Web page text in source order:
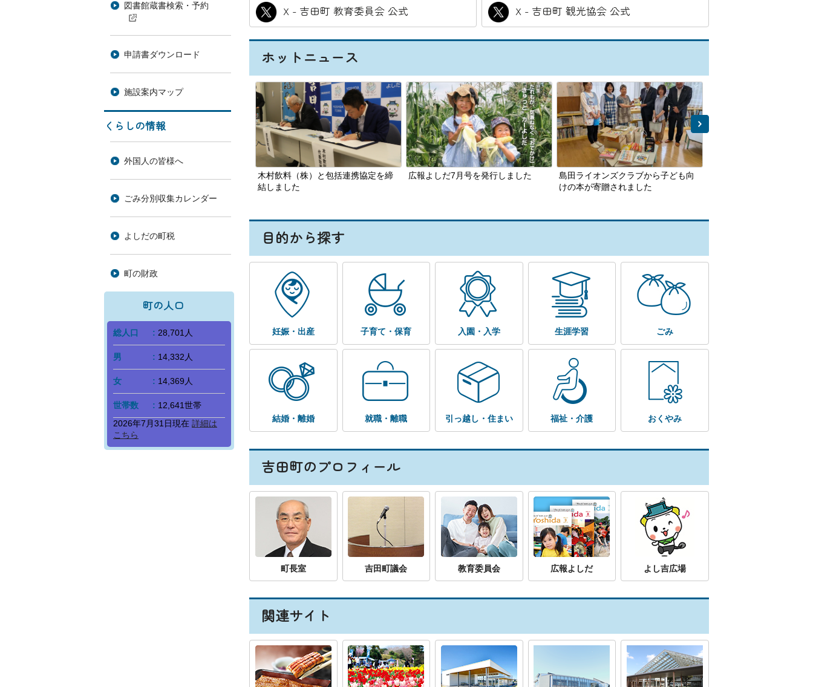
図書館蔵書検索・予約
申請書ダウンロード
施設案内マップ
くらしの情報
外国人の皆様へ
ごみ分別収集カレンダー
よしだの町税
町の財政
町の人口
総人口 28,701人
男 14,332人
女 14,369人
世帯数
12,641世帯
2026年7月31日現在 詳細は
こちら
X - 吉田町 教育委員会 公式 X - 吉田町 観光協会 公式
ホットニュース
木村飲料（株）と包括連携協定を締
結しました
広報よしだ7月号を発行しました
島田ライオンズクラブから子ども向
けの本が寄贈されました
次の一覧へ
目的から探す
妊娠・出産 子育て・保育 入園・入学 生涯学習 ごみ
結婚・離婚 就職・離職 引っ越し・住まい 福祉・介護 おくやみ
吉田町のプロフィール
町長室 吉田町議会 教育委員会 広報よしだ よし吉広場
関連サイト